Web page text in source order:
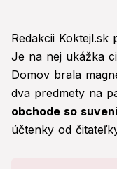
Redakcii Koktejl.sk
Je na nej ukážka
Domov brala
dva predmety na
obchode so
účtenky od